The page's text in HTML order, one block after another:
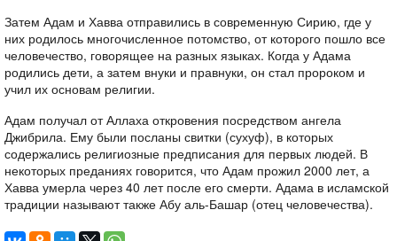
Затем Адам и Хавва отправились в современную Сирию, где у
них родилось многочисленное потомство, от которого пошло все
человечество, говорящее на разных языках. Когда у Адама
родились дети, а затем внуки и правнуки, он стал пророком и
учил их основам религии.
Адам получал от Аллаха откровения посредством ангела
Джибрила. Ему были посланы свитки (сухуф), в которых
содержались религиозные предписания для первых людей. В
некоторых преданиях говорится, что Адам прожил 2000 лет, а
Хавва умерла через 40 лет после его смерти. Адама в исламской
традиции называют также Абу аль-Башар (отец человечества).